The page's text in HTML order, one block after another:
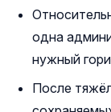
одна
нужный
После